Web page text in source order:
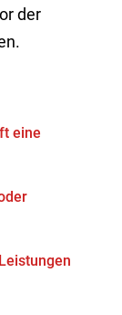
der
eine